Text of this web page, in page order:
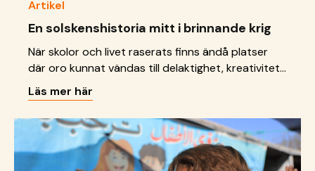
Artikel
En solskenshistoria mitt i brinnande krig
När skolor och livet raserats finns ändå platser
där oro kunnat vändas till delaktighet, kreativitet
och framtidsdrömmar.
Läs mer här